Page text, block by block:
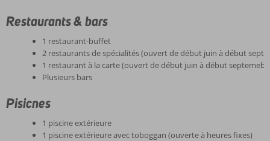
Restaurants & bars
1 restaurant-buffet
2 restaurants de spécialités (ouvert de début juin à début
1 restaurant à la carte (ouvert de début juin à début
Plusieurs bars
Pisicnes
1 piscine extérieure
1 piscine extérieure avec toboggan (ouverte à heures fixes)